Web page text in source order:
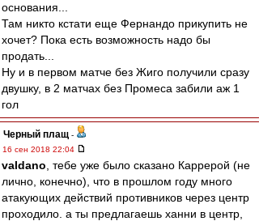
основания...
Там никто кстати еще Фернандо прикупить не
хочет? Пока есть возможность надо бы
продать...
Ну и в первом матче без Жиго получили сразу
двушку, в 2 матчах без Промеса забили аж 1
гол
Черный плащ -
16 сен 2018 22:04
valdano , тебе уже было сказано Каррерой (не
лично, конечно), что в прошлом году много
атакующих действий противников через центр
проходило. а ты предлагаешь ханни в центр,